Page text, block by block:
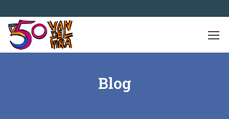
Blog